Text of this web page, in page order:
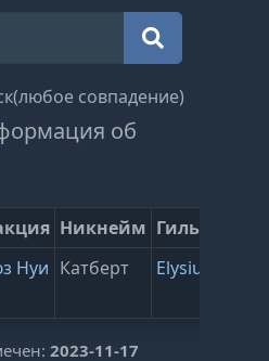
совпадение)
об
Никнейм Гильдия
Нуи Катберт Elysium
2023-11-17